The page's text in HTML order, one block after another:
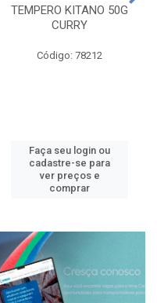
TEMPERO KITANO 50G
CURRY
Código: 78212
Faça seu login ou
cadastre-se para
ver preços e
comprar